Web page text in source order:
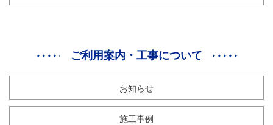
ご利用案内・工事について
お知らせ
施工事例